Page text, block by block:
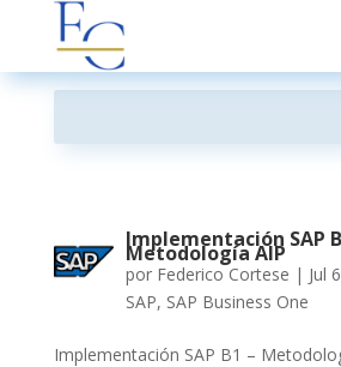
Implementación SAP
Metodología AIP
por Federico Cortese | Jul
SAP, SAP Business One
Implementación SAP B1 –